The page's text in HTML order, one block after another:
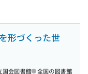
形づくった世
国会図書館 全国の図書館